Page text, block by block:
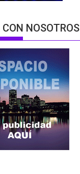
NOSOTROS